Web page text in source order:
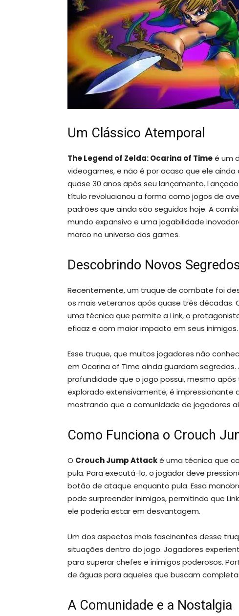
Um Clássico Atemporal
The Legend of Zelda: Ocarina of Timeé um
videogames, e não é por acaso que ele
quase 30 anos após seu lançamento.
título revolucionou a forma como jogos de
padrões que ainda são seguidos hoje. A
mundo expansivo e uma jogabilidade
marco no universo dos games.
Descobrindo Novos
Recentemente, um truque de combate foi
os mais veteranos após quase três décadas.
uma técnica que permite a Link, o
eficaz e com maior impacto em seus inimigos.
Esse truque, que muitos jogadores não
em Ocarina of Time ainda guardam
profundidade que o jogo possui, mesmo
explorado extensivamente, é impressionante
mostrando que a comunidade de jogadores
Como Funciona o Crouch
O Crouch Jump Attacké uma técnica que
pula. Para executá-lo, o jogador deve
botão de ataque enquanto pula. Essa
pode surpreender inimigos, permitindo que
ele poderia estar em desvantagem.
Um dos aspectos mais fascinantes desse
situações dentro do jogo. Jogadores
para superar chefes e inimigos poderosos.
de águas para aqueles que buscam
A Comunidade e a Nostalgia